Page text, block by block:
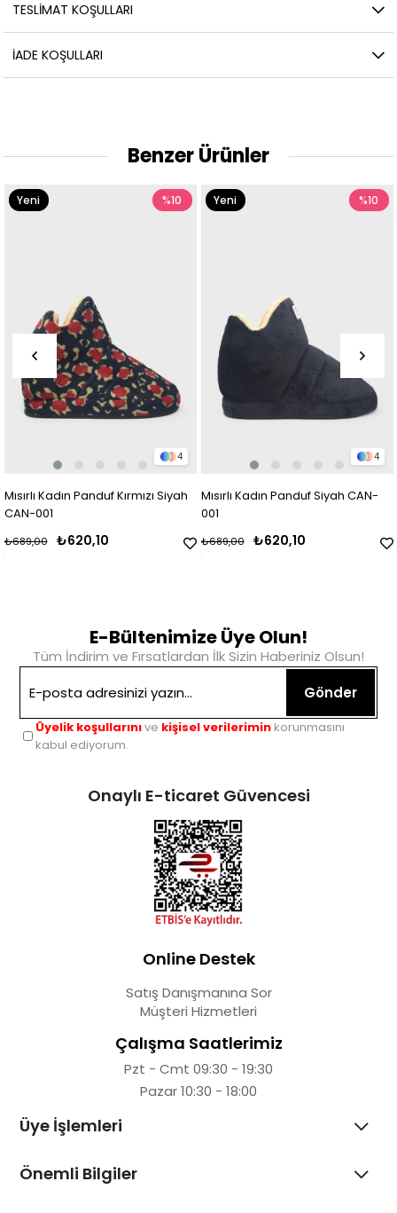
TESLIMAT KOŞULLARI
İADE KOŞULLARI
Benzer Ürünler
4
Mısırlı Kadın Panduf Kırmızı Siyah
CAN-001
₺620,10
₺689,00
%10
Yeni
4
Mısırlı Kadın Panduf Siyah CAN-
001
₺620,10
₺689,00
%10
Yeni
E-Bültenimize Üye Olun!
Tüm İndirim ve Fırsatlardan İlk Sizin Haberiniz Olsun!
Gönder
Üyelik koşullarınıve kişisel verilerimin korunmasını
kabul ediyorum.
Onaylı E-ticaret Güvencesi
Online Destek
Satış Danışmanına Sor
Müşteri Hizmetleri
Çalışma Saatlerimiz
Pzt - Cmt 09:30 - 19:30
Pazar 10:30 - 18:00
Üye İşlemleri
Önemli Bilgiler